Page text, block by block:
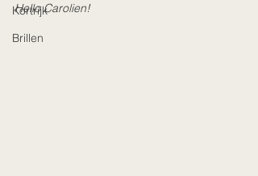
Kortrijk
Brillen
Hello Carolien!